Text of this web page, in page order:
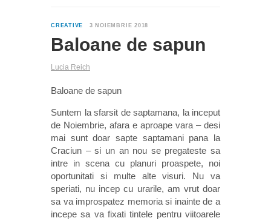
CREATIVE 3 NOIEMBRIE 2018
Baloane de sapun
Lucia Reich
Baloane de sapun
Suntem la sfarsit de saptamana, la inceput
de Noiembrie, afara e aproape vara – desi
mai sunt doar sapte saptamani pana la
Craciun – si un an nou se pregateste sa
intre in scena cu planuri proaspete, noi
oportunitati si multe alte visuri. Nu va
speriati, nu incep cu urarile, am vrut doar
sa va improspatez memoria si inainte de a
incepe sa va fixati tintele pentru viitoarele